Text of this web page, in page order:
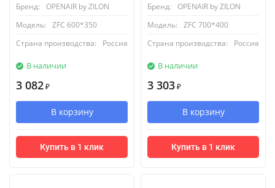
Бренд:
OPENAIR by ZILON
Модель:
ZFC 600*350
Страна производства:
Россия
В наличии
3 082 ₽
В корзину
Купить в 1 клик
Бренд:
OPENAIR by ZILON
Модель:
ZFC 700*400
Страна производства:
Россия
В наличии
3 303 ₽
В корзину
Купить в 1 клик